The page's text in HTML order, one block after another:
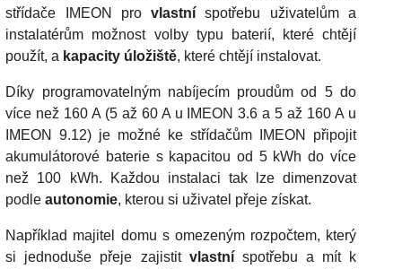
střídače IMEON provlastní spotřebu uživatelům a
instalatérům možnost volby typu baterií, které chtějí
použít, a kapacity úložiště, které chtějí instalovat.
Díky programovatelným nabíjecím proudům od 5 do
více než 160 A (5 až 60 A u IMEON 3.6 a 5 až 160 A u
IMEON 9.12) je možné ke střídačům IMEON připojit
akumulátorové baterie s kapacitou od 5 kWh do více
než 100 kWh. Každou instalaci tak lze dimenzovat
podleautonomie, kterou si uživatel přeje získat.
Například majitel domu s omezeným rozpočtem, který
si jednoduše přeje zajistit vlastníspotřebu a mít k